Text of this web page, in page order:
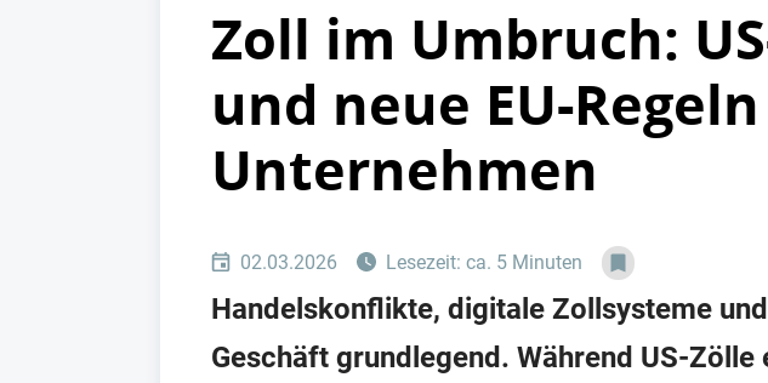
Zoll im Umbruch:
und neue EU-
Unternehmen
02.03.2026 Lesezeit: ca. 5 Minuten
Handelskonflikte, digitale Zollsysteme
Geschäft grundlegend. Während US-